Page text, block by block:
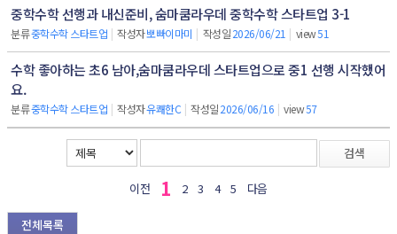
중학수학 선행과 내신준비, 숨마쿰라우데 중학수학 스타트업 3-1
분류중학수학 스타트업 | 작성자뽀빠이마미 | 작성일2026/06/21 | view51
수학 좋아하는 초6 남아,숨마쿰라우데 스타트업으로 중1 선행 시작했어
요.
분류중학수학 스타트업 | 작성자유쾌한C | 작성일2026/06/16 | view57
검색
이전 1 2 3 4 5 다음
전체목록